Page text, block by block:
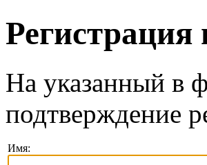
Регистрация
На указанный в
подтверждение
Имя: